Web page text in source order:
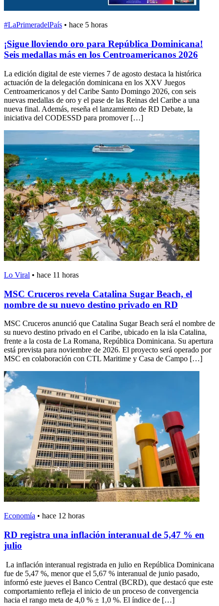
#LaPrimeradelPaís • hace 5 horas
¡Sigue lloviendo oro para República Dominicana!
Seis medallas más en los Centroamericanos 2026
La edición digital de este viernes 7 de agosto destaca la histórica
actuación de la delegación dominicana en los XXV Juegos
Centroamericanos y del Caribe Santo Domingo 2026, con seis
nuevas medallas de oro y el pase de las Reinas del Caribe a una
nueva final. Además, reseña el lanzamiento de RD Debate, la
iniciativa del CODESSD para promover […]
Lo Viral • hace 11 horas
MSC Cruceros revela Catalina Sugar Beach, el
nombre de su nuevo destino privado en RD
MSC Cruceros anunció que Catalina Sugar Beach será el nombre de
su nuevo destino privado en el Caribe, ubicado en la isla Catalina,
frente a la costa de La Romana, República Dominicana. Su apertura
está prevista para noviembre de 2026. El proyecto será operado por
MSC en colaboración con CTL Maritime y Casa de Campo […]
Economía • hace 12 horas
RD registra una inflación interanual de 5,47 % en
julio
La inflación interanual registrada en julio en República Dominicana
fue de 5,47 %, menor que el 5,67 % interanual de junio pasado,
informó este jueves el Banco Central (BCRD), que destacó que este
comportamiento refleja el inicio de un proceso de convergencia
hacia el rango meta de 4,0 % ± 1,0 %. El índice de […]